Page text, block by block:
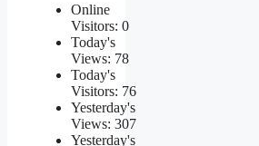
Online
Visitors: 0
Today's
Views: 78
Today's
Visitors: 76
Yesterday's
Views: 307
Yesterday's